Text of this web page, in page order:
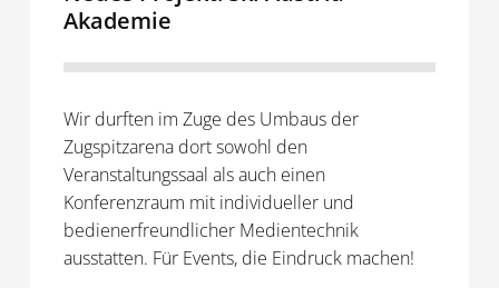
Akademie
Wir durften im Zuge des Umbaus der
Zugspitzarena dort sowohl den
Veranstaltungssaal als auch einen
Konferenzraum mit individueller und
bedienerfreundlicher Medientechnik
ausstatten. Für Events, die Eindruck machen!